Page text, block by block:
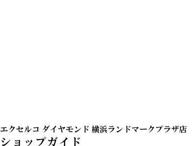
エクセルコ ダイヤモンド 横浜ランドマークプラザ店
ショップガイド